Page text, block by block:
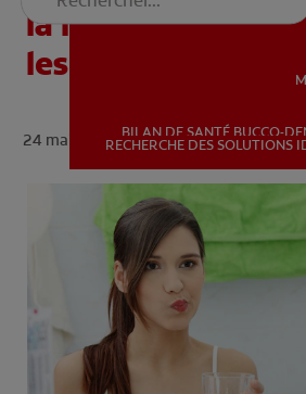
BILAN DE
RECHERCHE
BILAN DE SANTÉ BUCCO-
RECHERCHE DES SOLUTIONS
la maladie
les caries ?
24 mai 2024 ·min de lecture